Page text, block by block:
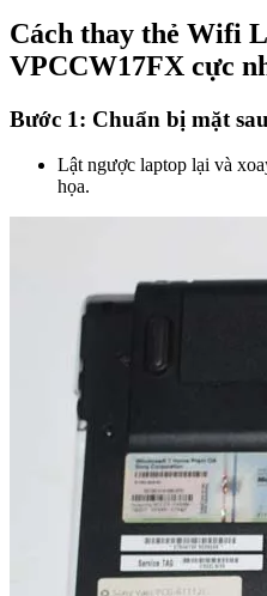
Cách thay thẻ Wifi
VPCCW17FX cực
Bước 1: Chuẩn bị mặt
Lật ngược laptop lại và
họa.